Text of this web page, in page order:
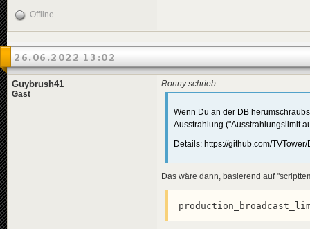
Offline
26.06.2022 13:02
Guybrush41
Gast
Ronny schrieb:
Wenn Du an der DB
Ausstrahlung ("Ausstrahlungslimit
Details: https://github.com/
Das wäre dann, basierend auf